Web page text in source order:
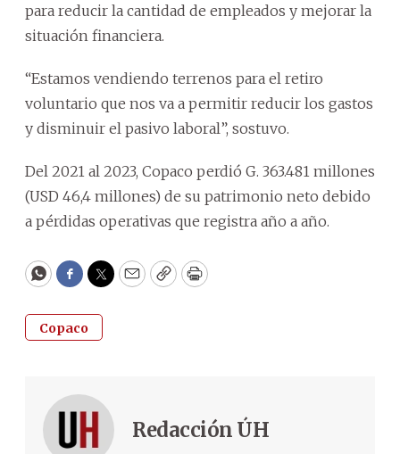
para reducir la cantidad de empleados y mejorar la
situación financiera.
“Estamos vendiendo terrenos para el retiro
voluntario que nos va a permitir reducir los gastos
y disminuir el pasivo laboral”, sostuvo.
Del 2021 al 2023, Copaco perdió G. 363.481 millones
(USD 46,4 millones) de su patrimonio neto debido
a pérdidas operativas que registra año a año.
WhatsApp
Facebook
Twitter
EmailCopyPrint
Copaco
Redacción ÚH